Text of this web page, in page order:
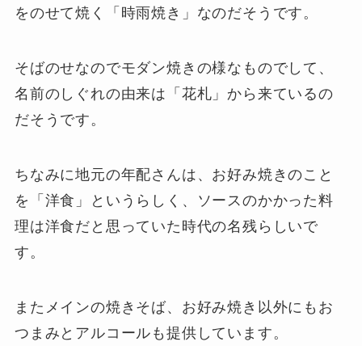
をのせて焼く「時雨焼き」なのだそうです。
そばのせなのでモダン焼きの様なものでして、
名前のしぐれの由来は「花札」から来ているの
だそうです。
ちなみに地元の年配さんは、お好み焼きのこと
を「洋食」というらしく、ソースのかかった料
理は洋食だと思っていた時代の名残らしいで
す。
またメインの焼きそば、お好み焼き以外にもお
つまみとアルコールも提供しています。